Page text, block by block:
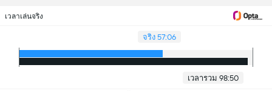
เวลาเล่นจริง
จริง 57:06
เวลารวม 98:50